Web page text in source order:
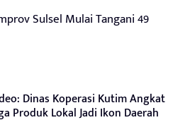
Sulsel Mulai Tangani 49
Dinas Koperasi Kutim Angkat
Produk Lokal Jadi Ikon Daerah